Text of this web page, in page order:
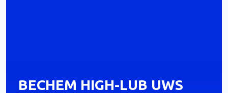
BECHEM HIGH-LUB UWS